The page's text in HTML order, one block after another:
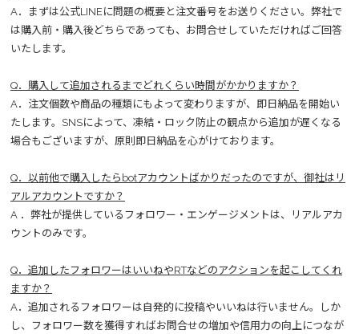
A．まずは公式LINEに問題の概要と注文番号をお送りください。弊社で
は購入前・購入後どちらであっても、お問合せしていただければご回答
いたします。
Q．購入して追加されるまでどれくらい時間がかかりますか？
A．注文個数や商品の種類にもよって変わりますが、即日納品を開始い
たします。SNSによって、凍結・ロック防止の観点から追加が遅くなる
場合もございますが、原則即日納品を心がけております。
Q．以前他で購入したらbotアカウントばかりだったのですが、御社はリ
アルアカウントですか？
A ．弊社が提供しているフォロワー・エンゲージメントは、リアルアカ
ウントのみです。
Q．追加したフォロワーはいいねやRTなどのアクションを起こしてくれ
ますか？
A．追加されるフォロワーは自発的に投稿やいいねは行いません。しか
し、フォロワー数を獲得すればお問合せの増加や信用力の向上につなが